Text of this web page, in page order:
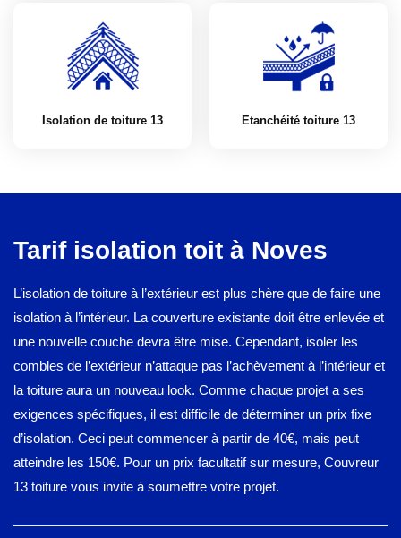
Isolation de toiture 13 Etanchéité toiture 13
Tarif isolation toit à Noves
L’isolation de toiture à l’extérieur est plus chère que de faire une
isolation à l’intérieur. La couverture existante doit être enlevée et
une nouvelle couche devra être mise. Cependant, isoler les
combles de l’extérieur n’attaque pas l’achèvement à l’intérieur et
la toiture aura un nouveau look. Comme chaque projet a ses
exigences spécifiques, il est difficile de déterminer un prix fixe
d’isolation. Ceci peut commencer à partir de 40€, mais peut
atteindre les 150€. Pour un prix facultatif sur mesure, Couvreur
13 toiture vous invite à soumettre votre projet.